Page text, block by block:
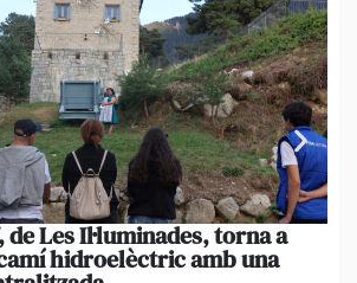
de Les Il·luminades, torna a
hidroelèctric amb una